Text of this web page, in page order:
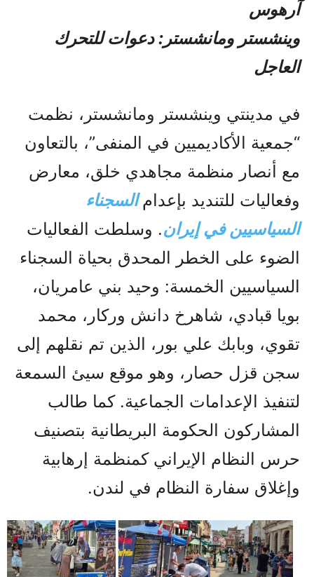
آرهوس
وينشستر ومانشستر: دعوات للتحرك
العاجل
في مدينتي وينشستر ومانشستر، نظمت
“جمعية الأكاديميين في المنفى”، بالتعاون
مع أنصار منظمة مجاهدي خلق، معارض
وفعاليات للتنديد بإعدامالسجناء
السياسيين في إيران. وسلطت الفعاليات
الضوء على الخطر المحدق بحياة السجناء
السياسيين الخمسة: وحيد بني عامريان،
بويا قبادي، شاهرخ دانش وركار، محمد
تقوي، وبابك علي بور، الذين تم نقلهم إلى
سجن قزل حصار، وهو موقع سيئ السمعة
لتنفيذ الإعدامات الجماعية. كما طالب
المشاركون الحكومة البريطانية بتصنيف
حرس النظام الإيراني كمنظمة إرهابية
وإغلاق سفارة النظام في لندن.